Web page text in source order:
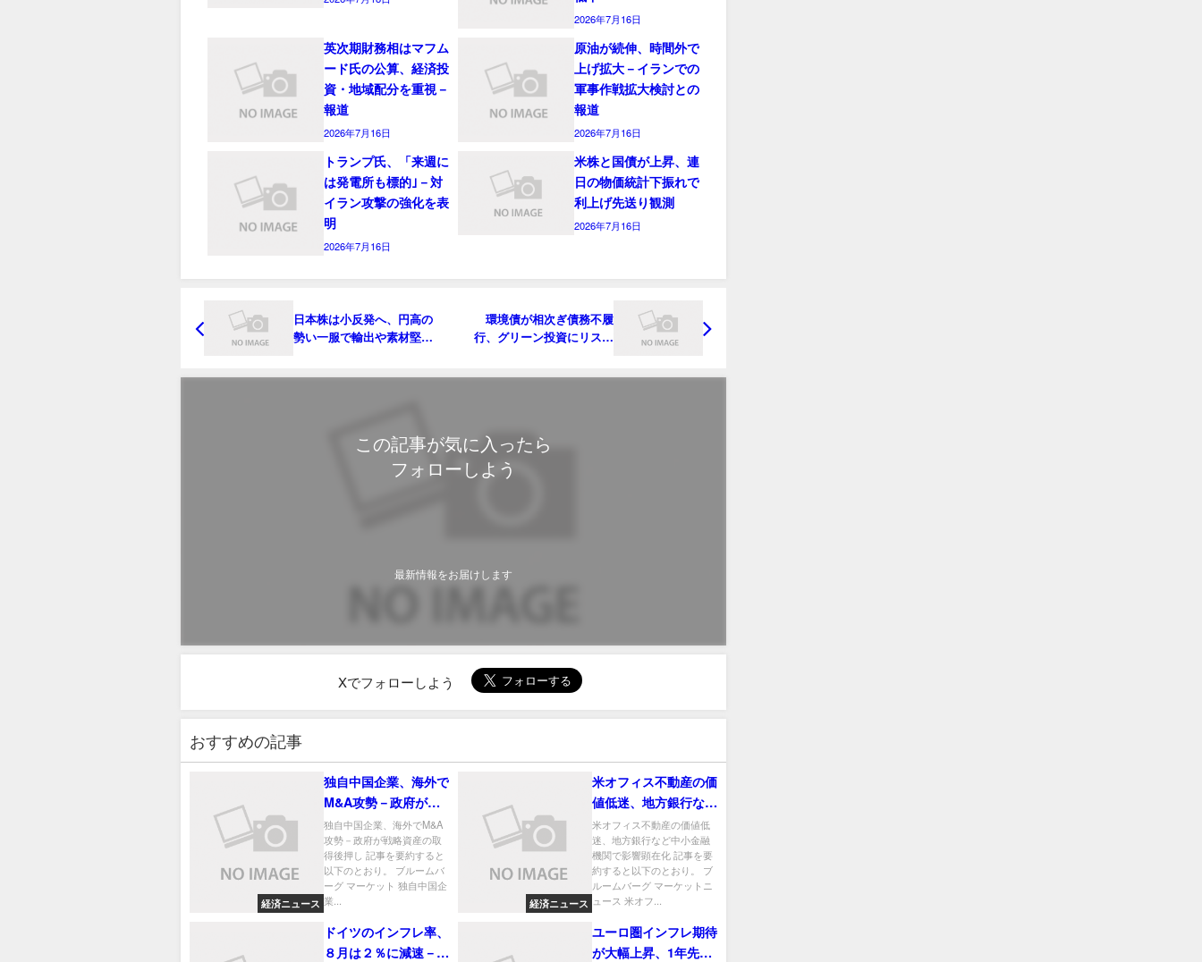
2026年7月16日
英次期財務相はマフム
ード氏の公算、経済投
資・地域配分を重視－
報道
2026年7月16日
原油が続伸、時間外で
上げ拡大－イランでの
軍事作戦拡大検討との
報道
2026年7月16日
トランプ氏、「来週に
は発電所も標的｣－対
イラン攻撃の強化を表
明
2026年7月16日
米株と国債が上昇、連
日の物価統計下振れで
利上げ先送り観測
2026年7月16日
日本株は小反発へ、円高の
勢い一服で輸出や素材堅調
環境債が相次ぎ債務不履
行、グリーン投資にリスク
この記事が気に入ったら
フォローしよう
最新情報をお届けします
Xでフォローしよう
おすすめの記事
経済ニュース
独自中国企業、海外で
M&A攻勢－政府が戦
略資産の取得後押し
独自中国企業、海外でM&A
攻勢－政府が戦略資産の取
得後押し 記事を要約すると
以下のとおり。 ブルームバ
ーグ マーケット 独自中国企
業...
経済ニュース
米オフィス不動産の価
値低迷、地方銀行など
中小金融機関で影響顕
在化
米オフィス不動産の価値低
迷、地方銀行など中小金融
機関で影響顕在化 記事を要
約すると以下のとおり。 ブ
ルームバーグ マーケットニ
ュース 米オフ...
ドイツのインフレ率、
８月は２％に減速－Ｅ
ユーロ圏インフレ期待
が大幅上昇、1年先